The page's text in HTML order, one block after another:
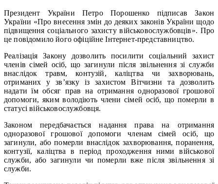
Президент України Петро Порошенко підписав Закон
України «Про внесення змін до деяких законів України щодо
підвищення соціального захисту військовослужбовців». Про
це повідомило його офіційне Інтернет-представництво.
Реалізація Закону дозволить посилити соціальний захист
членів сімей осіб, що загинули після звільнення зі служби
внаслідок травм, контузій, каліцтва чи захворювань,
отриманих у зв’язку із захистом Вітчизни та дозволить
надати їм обсяг прав на отримання одноразової грошової
допомоги, яким володіють члени сімей осіб, що померли в
статусі військовослужбовця.
Законом передбачається надання права на отримання
одноразової грошової допомоги членам сімей осіб, що
загинули, або померли внаслідок захворювання, поранення,
контузії, каліцтва в період проходження ними військової
служби, або загинули чи померли вже після звільнення зі
служби.